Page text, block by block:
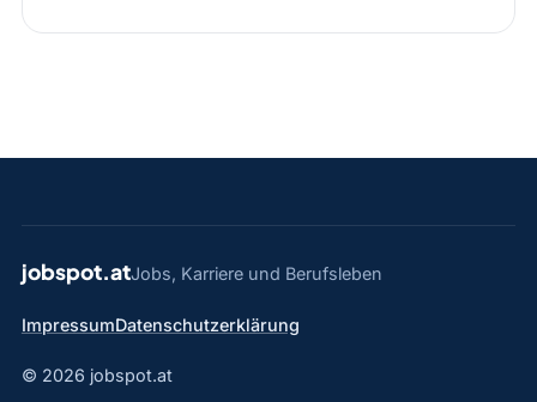
jobspot.atJobs, Karriere und Berufsleben
ImpressumDatenschutzerklärung
© 2026 jobspot.at